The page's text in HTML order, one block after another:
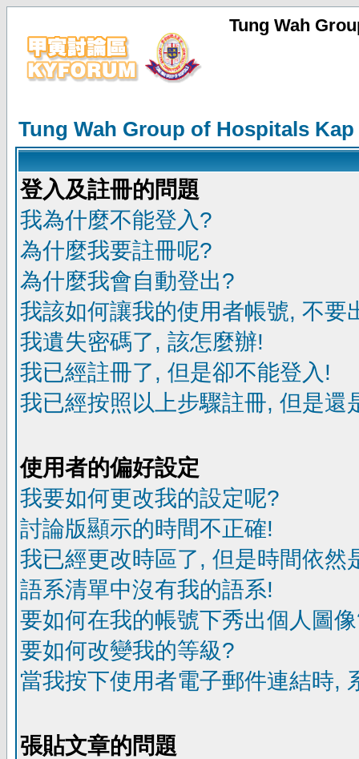
Tung Wah
Tung Wah Group of Hospitals
登入及註冊的問題
我為什麼不能登入?
為什麼我要註冊呢?
為什麼我會自動登出?
我該如何讓我的使用者帳號, 不要
我遺失密碼了, 該怎麼辦!
我已經註冊了, 但是卻不能登入!
我已經按照以上步驟註冊, 但是還
使用者的偏好設定
我要如何更改我的設定呢?
討論版顯示的時間不正確!
我已經更改時區了, 但是時間依然
語系清單中沒有我的語系!
要如何在我的帳號下秀出個人圖
要如何改變我的等級?
當我按下使用者電子郵件連結時,
張貼文章的問題